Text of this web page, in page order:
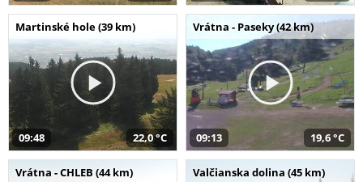
Martinské hole (39 km)
09:48 22,0 °C
Vrátna - Paseky (42 km)
09:13 19,6 °C
Vrátna - CHLEB (44 km) Valčianska dolina (45 km)